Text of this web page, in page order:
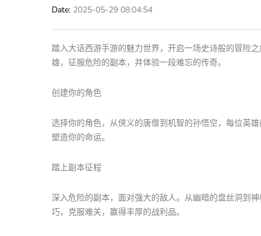
Date 2025-05-29 08:04:54
踏入大话西游手游的魅力世界，开启一场史诗般的冒险
雄，征服危险的副本，并体验一段难忘的传奇。
创建你的角色
选择你的角色，从侠义的唐僧到机智的孙悟空，每位英
塑造你的命运。
踏上副本征程
深入危险的副本，面对强大的敌人。从幽暗的盘丝洞到
巧，克服难关，赢得丰厚的战利品。